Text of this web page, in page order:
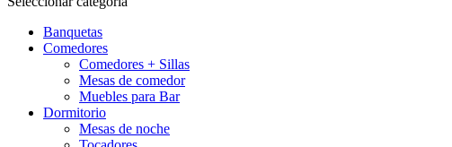
Banquetas
Comedores
Comedores + Sillas
Mesas de comedor
Muebles para Bar
Dormitorio
Mesas de noche